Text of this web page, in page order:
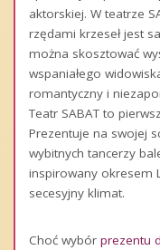
aktorskiej. W teatrze
rzędami krzeseł jest
można skosztować
wspaniałego
romantyczny i
Teatr SABAT to
Prezentuje na swojej
wybitnych tancerzy
inspirowany okresem
secesyjny klimat.
Choć wybór prezentu